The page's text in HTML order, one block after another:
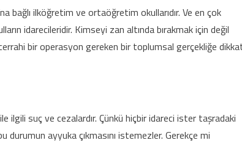
bağlı ilköğretim ve ortaöğretim okullarıdır. Ve en çok
idarecileridir. Kimseyi zan altında bırakmak için değil
bir operasyon gereken bir toplumsal gerçekliğe
ilgili suç ve cezalardır. Çünkü hiçbir idareci ister taşradaki
ayyuka çıkmasını istemezler. Gerekçe mi